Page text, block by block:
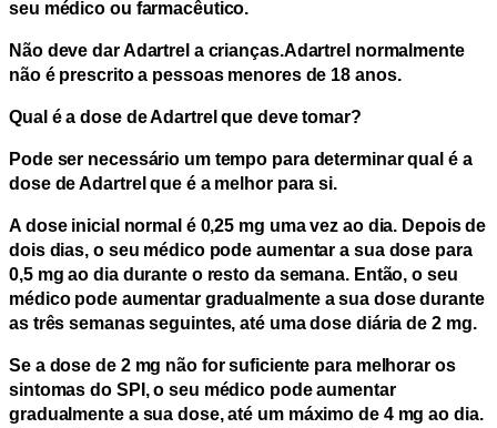
seu médico ou farmacêutico.
Não deve dar Adartrel a crianças.Adartrel normalmente
não é prescrito a pessoas menores de 18 anos.
Qual é a dose de Adartrel que deve tomar?
Pode ser necessário um tempo para determinar qual é a
dose de Adartrel que é a melhor para si.
A dose inicial normal é 0,25 mg uma vez ao dia. Depois de
dois dias, o seu médico pode aumentar a sua dose para
0,5 mg ao dia durante o resto da semana. Então, o seu
médico pode aumentar gradualmente a sua dose durante
as três semanas seguintes, até uma dose diária de 2 mg.
Se a dose de 2 mg não for suficiente para melhorar os
sintomas do SPI, o seu médico pode aumentar
gradualmente a sua dose, até um máximo de 4 mg ao dia.